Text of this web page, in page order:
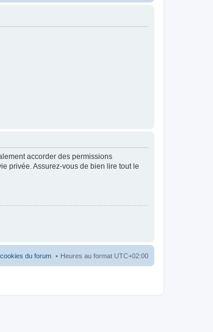
accorder des permissions
privée. Assurez-vous de bien lire tout le
Heures au format UTC+02:00
du forum